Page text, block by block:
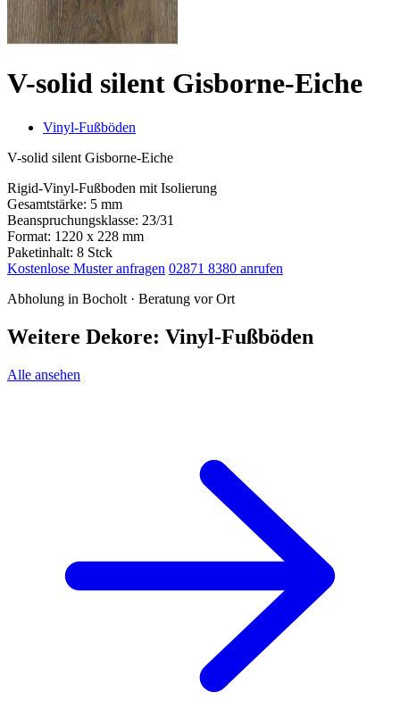
V-solid silent Gisborne-Eiche
Vinyl-Fußböden
V-solid silent Gisborne-Eiche
Rigid-Vinyl-Fußboden mit Isolierung
Gesamtstärke: 5 mm
Beanspruchungsklasse: 23/31
Format: 1220 x 228 mm
Paketinhalt: 8 Stck
Kostenlose Muster anfragen 02871 8380 anrufen
Abholung in Bocholt · Beratung vor Ort
Weitere Dekore: Vinyl-Fußböden
Alle ansehen